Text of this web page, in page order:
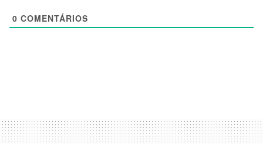
0 COMENTÁRIOS